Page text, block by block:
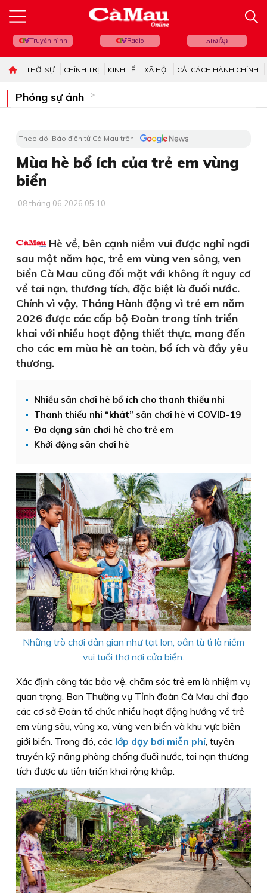
Truyền hình Radio ភាសាខ្មែរ
THỜI SỰ CHÍNH TRỊ KINH TẾ XÃ HỘI CẢI CÁCH HÀNH CHÍNH
Phóng sự ảnh
Theo dõi Báo điện tử Cà Mau trên
Mùa hè bổ ích của trẻ em vùng
biển
08 tháng 06 2026 05:10
Hè về, bên cạnh niềm vui được nghỉ ngơi
sau một năm học, trẻ em vùng ven sông, ven
biển Cà Mau cũng đối mặt với không ít nguy cơ
về tai nạn, thương tích, đặc biệt là đuối nước.
Chính vì vậy, Tháng Hành động vì trẻ em năm
2026 được các cấp bộ Ðoàn trong tỉnh triển
khai với nhiều hoạt động thiết thực, mang đến
cho các em mùa hè an toàn, bổ ích và đầy yêu
thương.
Nhiều sân chơi hè bổ ích cho thanh thiếu nhi
Thanh thiếu nhi “khát” sân chơi hè vì COVID-19
Đa dạng sân chơi hè cho trẻ em
Khởi động sân chơi hè
Những trò chơi dân gian như tạt lon, oẳn tù tì là niềm
vui tuổi thơ nơi cửa biển.
Xác định công tác bảo vệ, chăm sóc trẻ em là nhiệm vụ
quan trọng, Ban Thường vụ Tỉnh đoàn Cà Mau chỉ đạo
các cơ sở Ðoàn tổ chức nhiều hoạt động hướng về trẻ
em vùng sâu, vùng xa, vùng ven biển và khu vực biên
giới biển. Trong đó, các lớp dạy bơi miễn phí, tuyên
truyền kỹ năng phòng chống đuối nước, tai nạn thương
tích được ưu tiên triển khai rộng khắp.